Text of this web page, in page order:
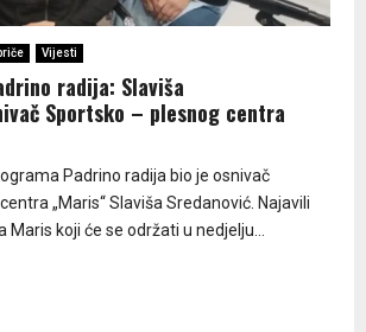
Vijesti
radija: Slaviša
Sportsko – plesnog centra
Padrino radija bio je osnivač
„Maris“ Slaviša Sredanović. Najavili
koji će se održati u nedjelju...